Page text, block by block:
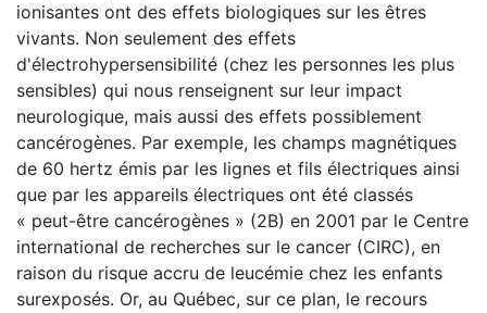
ionisantes ont des effets biologiques sur les êtres
vivants. Non seulement des effets
d'électrohypersensibilité (chez les personnes les plus
sensibles) qui nous renseignent sur leur impact
neurologique, mais aussi des effets possiblement
cancérogènes. Par exemple, les champs magnétiques
de 60 hertz émis par les lignes et fils électriques ainsi
que par les appareils électriques ont été classés
« peut-être cancérogènes » (2B) en 2001 par le Centre
international de recherches sur le cancer (CIRC), en
raison du risque accru de leucémie chez les enfants
surexposés. Or, au Québec, sur ce plan, le recours